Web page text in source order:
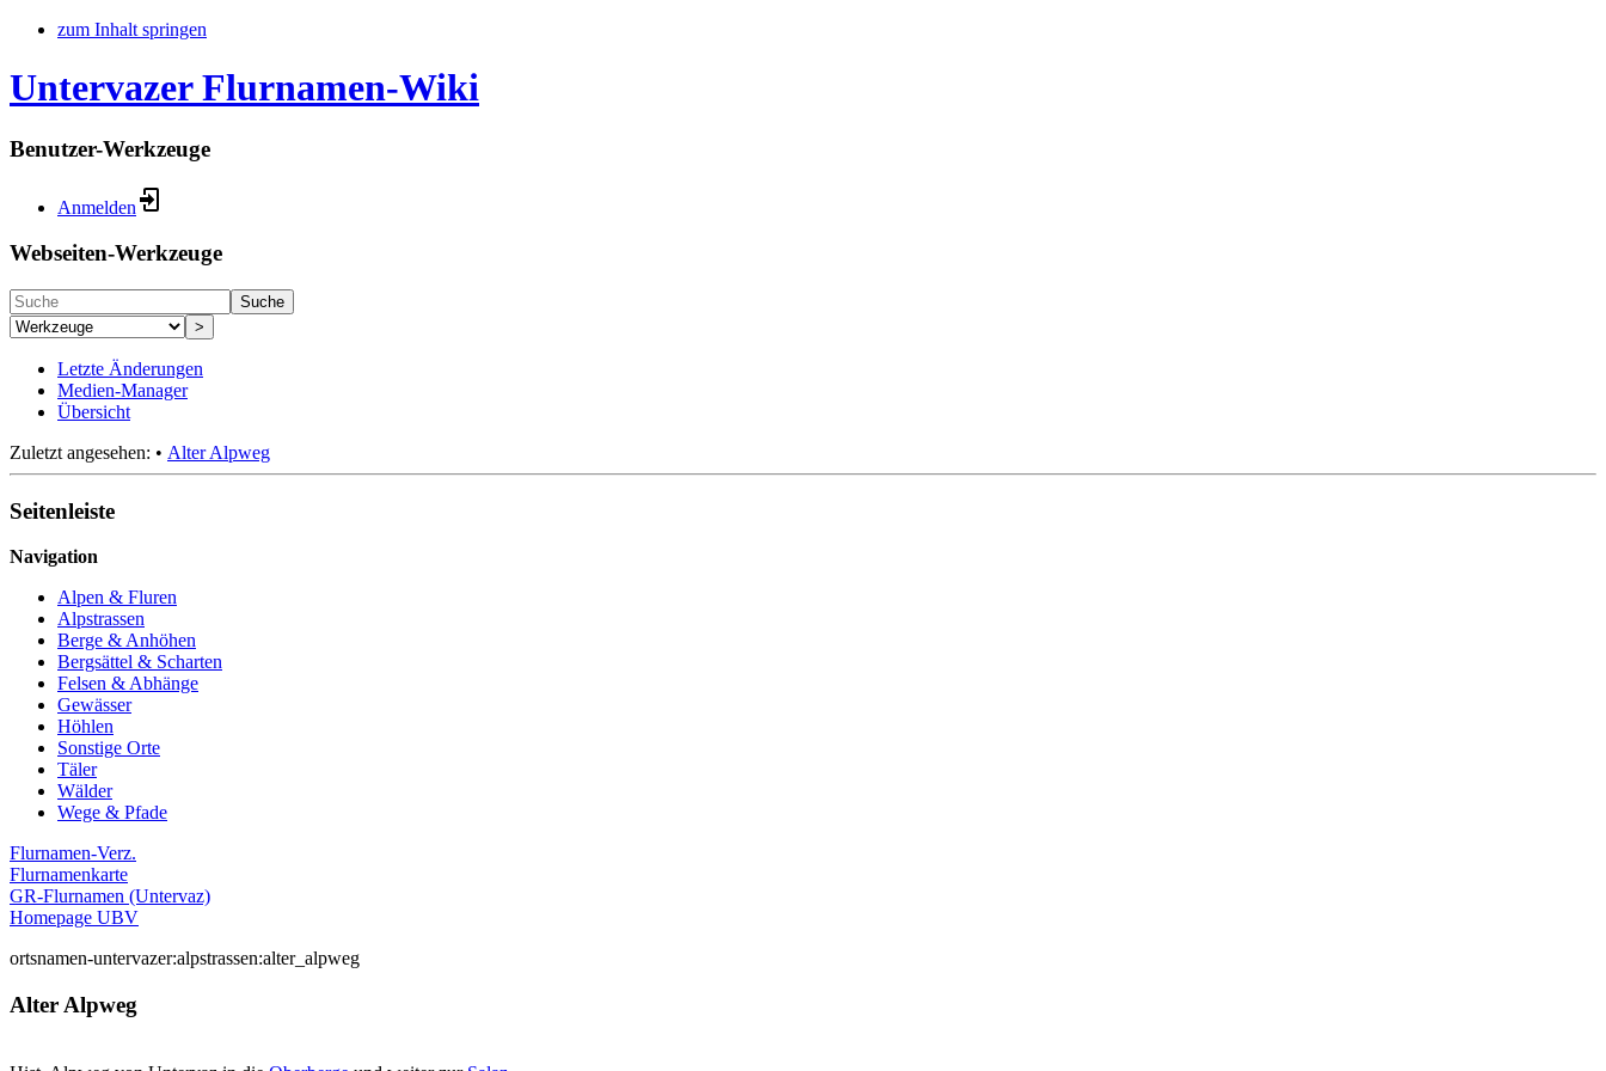
zum Inhalt springen
Untervazer Flurnamen-Wiki
Benutzer-Werkzeuge
Anmelden
Webseiten-Werkzeuge
Suche
>
Letzte Änderungen
Medien-Manager
Übersicht
Zuletzt angesehen: • Alter Alpweg
Seitenleiste
Navigation
Alpen & Fluren
Alpstrassen
Berge & Anhöhen
Bergsättel & Scharten
Felsen & Abhänge
Gewässer
Höhlen
Sonstige Orte
Täler
Wälder
Wege & Pfade
Flurnamen-Verz.
Flurnamenkarte
GR-Flurnamen (Untervaz)
Homepage UBV
ortsnamen-untervazer:alpstrassen:alter_alpweg
Alter Alpweg